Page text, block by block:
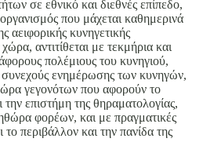
σε εθνικό και διεθνές επίπεδο,
που μάχεται καθημερινά
αειφορικής κυνηγετικής
αντιτίθεται με τεκμήρια και
πολέμιους του κυνηγιού,
συνεχούς ενημέρωσης των κυνηγών,
γεγονότων που αφορούν το
την επιστήμη της θηραματολογίας,
φορέων, και με πραγματικές
το περιβάλλον και την πανίδα της